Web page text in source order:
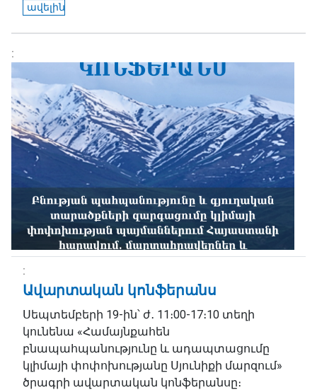
ավելին
Ավարտական կոնֆերանս
Սեպտեմբերի 19-ին՝ ժ․ 11։00-17։10 տեղի
կունենա «Համայնքահեն
բնապահպանությունը և ադապտացումը
կլիմայի փոփոխությանը Սյունիքի մարզում»
ծրագրի ավարտական կոնֆերանսը։